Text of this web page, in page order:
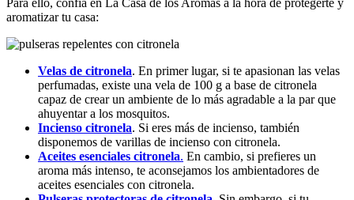
Para ello, confía en La Casa de los Aromas a la hora de protegerte y
aromatizar tu casa:
Velas de citronela. En primer lugar, si te apasionan las velas
perfumadas, existe una vela de 100 g a base de citronela
capaz de crear un ambiente de lo más agradable a la par que
ahuyentar a los mosquitos.
Incienso citronela. Si eres más de incienso, también
disponemos de varillas de incienso con citronela.
Aceites esenciales citronela. En cambio, si prefieres un
aroma más intenso, te aconsejamos los ambientadores de
aceites esenciales con citronela.